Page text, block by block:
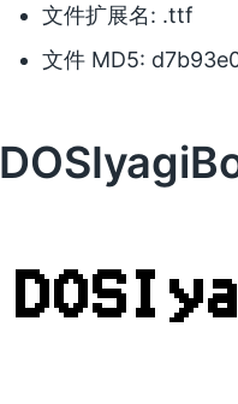
文件扩展名: .ttf
文件 MD5: